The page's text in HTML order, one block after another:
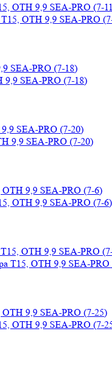
OTH 9,9 SEA-PRO (7-
SEA-PRO (7-18)
SEA-PRO (7-20)
OTH 9,9 SEA-PRO (7-6)
T15, OTH 9,9 SEA-PRO
OTH 9,9 SEA-PRO (7-25)